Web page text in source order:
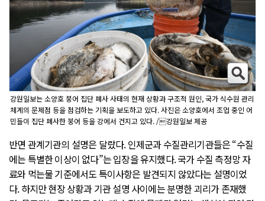
강원일보는 소양호 붕어 집단 폐사 사태의 현재 상황과 구조적 원인, 국가 식수원 관리
체계의 문제점 등을 점검하는 기획을 보도하고 있다. 사진은 소양호에서 조업 중인 어
민들이 집단 폐사한 붕어 등을 강에서 건지고 있다. /강원일보 제공
반면 관계기관의 설명은 달랐다. 인제군과 수질관리기관들은 “수질
에는 특별한 이상이 없다”는 입장을 유지했다. 국가 수질 측정망 자
료와 먹는물 기준에서도 특이사항은 발견되지 않았다는 설명이었
다. 하지만 현장 상황과 기관 설명 사이에는 분명한 괴리가 존재했